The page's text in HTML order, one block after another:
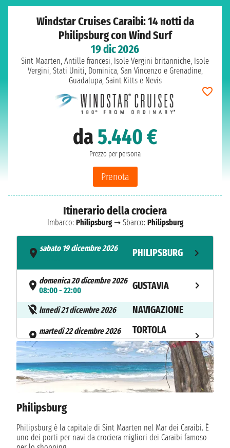
Windstar Cruises Caraibi: 14 notti da
Philipsburg con Wind Surf
19 dic 2026
Sint Maarten, Antille francesi, Isole Vergini britanniche, Isole
Vergini, Stati Uniti, Dominica, San Vincenzo e Grenadine,
Guadalupa, Saint Kitts e Nevis
da5.440 €
Prezzo per persona
Prenota
Itinerario della crociera
Imbarco: Philipsburg➞ Sbarco: Philipsburg
sabato 19 dicembre 2026
PHILIPSBURG
domenica 20 dicembre 2026
08:00 - 22:00
GUSTAVIA
lunedì 21 dicembre 2026 NAVIGAZIONE
martedì 22 dicembre 2026
08:00 - 18:00
TORTOLA
ISLAND
mercoledì 23 dicembre 2026
08:00 - 18:00
TORTOLA
ISLAND
mercoledì 23 dicembre 2026
19:00 - 23:59
giovedì 24 dicembre 2026
n.d. - 22:00
JOST VAN DYKE
Philipsburg
Philipsburg è la capitale di Sint Maarten nel Mar dei Caraibi. È
uno dei porti per navi da crociera migliori dei Caraibi famoso